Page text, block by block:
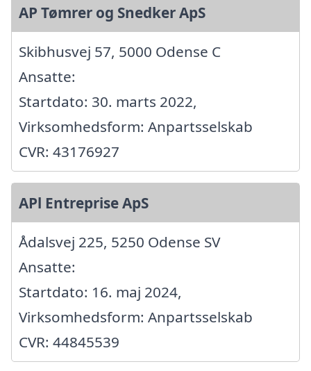
AP Tømrer og Snedker ApS
Skibhusvej 57, 5000 Odense C
Ansatte:
Startdato: 30. marts 2022,
Virksomhedsform: Anpartsselskab
CVR: 43176927
APl Entreprise ApS
Ådalsvej 225, 5250 Odense SV
Ansatte:
Startdato: 16. maj 2024,
Virksomhedsform: Anpartsselskab
CVR: 44845539